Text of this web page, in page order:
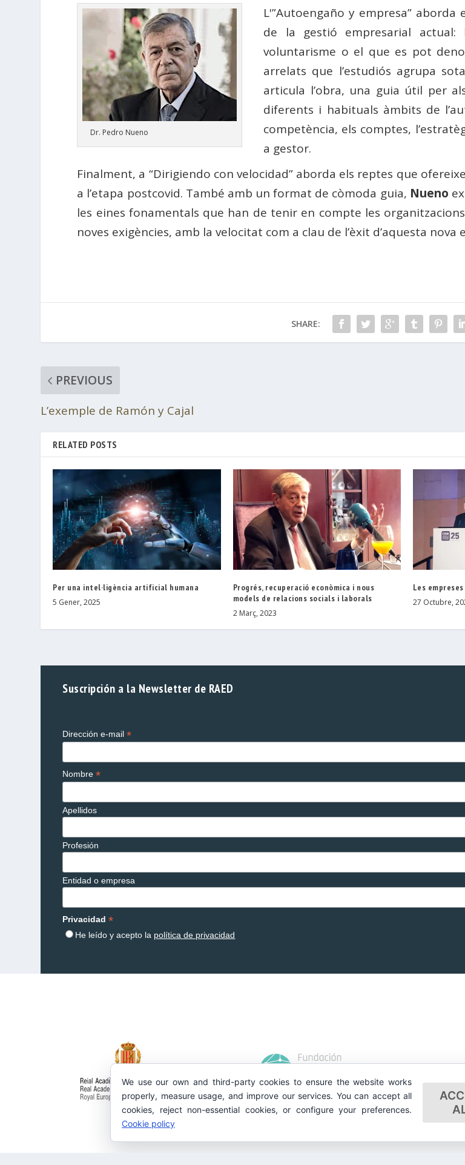
Dr. Pedro Nueno
L'”Autoengaño y empresa”
de la gestió empresarial actual:
voluntarisme o el que es pot
arrelats que l’estudiós agrupa
articula l’obra, una guia útil per
diferents i habituals àmbits de
competència, els comptes,
a gestor.
Finalment, a “Dirigiendo con velocidad” aborda els reptes que
a l’etapa postcovid. També amb un format de còmoda guia, Nueno
les eines fonamentals que han de tenir en compte les
noves exigències, amb la velocitat com a clau de l’èxit d’aquesta nova
SHARE:
PREVIOUS
L’exemple de Ramón y Cajal
RELATED POSTS
Per una intel·ligència artificial humana
5 Gener, 2025
Progrés, recuperació econòmica i nous
models de relacions socials i laborals
2 Març, 2023
Les
27 Octubre,
Suscripción a la Newsletter de RAED
Dirección e-mail*
Nombre*
Apellidos
Profesión
Entidad o empresa
Privacidad*
He leído y acepto la política de privacidad
We use our own and third-party cookies to ensure the website works
properly, measure usage, and improve our services. You can accept all
cookies, reject non-essential cookies, or configure your preferences.
Cookie policy